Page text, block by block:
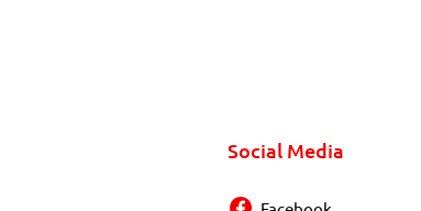
Social Media